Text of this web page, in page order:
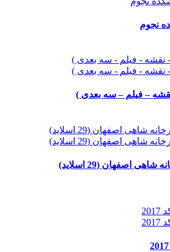
نجوم
– فیلم – سه بعدی )
اصفهان (29 اسلاید)